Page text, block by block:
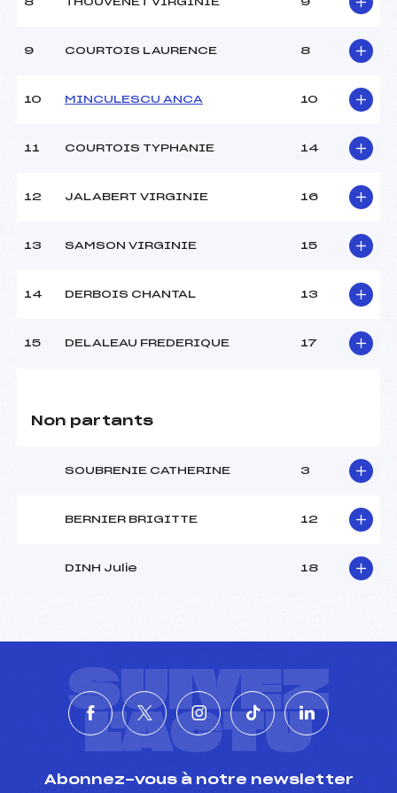
Ouvreurs C :
BEAU
Ouvreurs B :
Ouvreurs D :
-2
Température arrivée :
Catégorie :
8 THOUVENET VIRGINIE 9
9 COURTOIS LAURENCE 8
10 MINCULESCU ANCA 10
11 COURTOIS TYPHANIE 14
12 JALABERT VIRGINIE 16
13 SAMSON VIRGINIE 15
14 DERBOIS CHANTAL 13
15 DELALEAU FREDERIQUE 17
Non partants
SOUBRENIE CATHERINE 3
BERNIER BRIGITTE 12
DINH Julie 18
SUIVEZ
L'ACTU
Abonnez-vous à notre newsletter